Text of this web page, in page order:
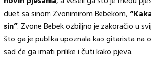
duet sa sinom Zvonimirom Bebekom,
sin”. Zvone Bebek ozbiljno je zakoračio u
što ga je publika upoznala kao gitarista na
sad će ga imati prilike i čuti kako pjeva.